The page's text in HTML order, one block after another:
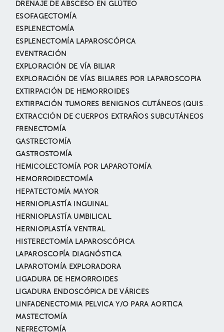
DRENAJE DE ABSCESO EN GLÚTEO
ESOFAGECTOMÍA
ESPLENECTOMÍA
ESPLENECTOMÍA LAPAROSCÓPICA
EVENTRACIÓN
EXPLORACIÓN DE VÍA BILIAR
EXPLORACIÓN DE VÍAS BILIARES POR LAPAROSCOPIA
EXTIRPACIÓN DE HEMORROIDES
EXTIRPACIÓN TUMORES BENIGNOS CUTÁNEOS (QUISTE EPIDÉRMICO, NEVUS, LIPOMAS, ANGIOMAS, ETC.)
EXTRACCIÓN DE CUERPOS EXTRAÑOS SUBCUTÁNEOS
FRENECTOMÍA
GASTRECTOMÍA
GASTROSTOMÍA
HEMICOLECTOMÍA POR LAPAROTOMÍA
HEMORROIDECTOMÍA
HEPATECTOMÍA MAYOR
HERNIOPLASTÍA INGUINAL
HERNIOPLASTÍA UMBILICAL
HERNIOPLASTÍA VENTRAL
HISTERECTOMÍA LAPAROSCÓPICA
LAPAROSCOPÍA DIAGNÓSTICA
LAPAROTOMÍA EXPLORADORA
LIGADURA DE HEMORROIDES
LIGADURA ENDOSCÓPICA DE VÁRICES
LINFADENECTOMIA PELVICA Y/O PARA AORTICA
MASTECTOMÍA
NEFRECTOMÍA